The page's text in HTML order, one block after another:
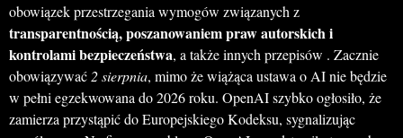
obowiązek przestrzegania wymogów związanych z
transparentnością, poszanowaniem praw autorskich i
kontrolami bezpieczeństwa, a także innych przepisów . Zacznie
obowiązywać 2 sierpnia, mimo że wiążąca ustawa o AI nie będzie
w pełni egzekwowana do 2026 roku. OpenAI szybko ogłosiło, że
zamierza przystąpić do Europejskiego Kodeksu, sygnalizując